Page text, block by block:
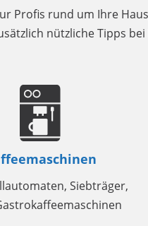
Profis rund um Ihre
nützliche Tipps
Siebträger,